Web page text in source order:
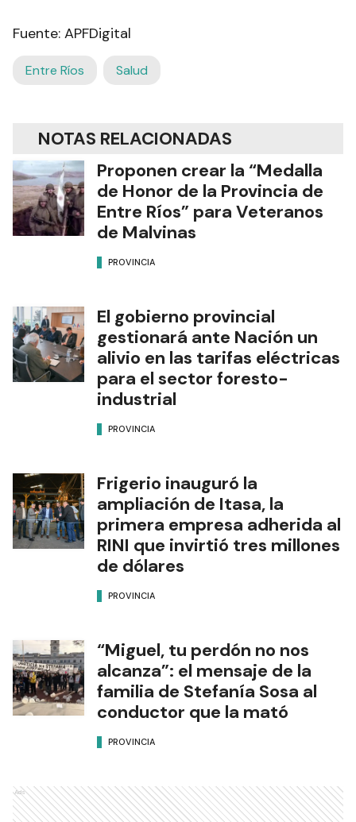
Fuente: APFDigital
Entre Ríos Salud
NOTAS RELACIONADAS
Proponen crear la “Medalla
de Honor de la Provincia de
Entre Ríos” para Veteranos
de Malvinas
PROVINCIA
El gobierno provincial
gestionará ante Nación un
alivio en las tarifas eléctricas
para el sector foresto-
industrial
PROVINCIA
Frigerio inauguró la
ampliación de Itasa, la
primera empresa adherida al
RINI que invirtió tres millones
de dólares
PROVINCIA
“Miguel, tu perdón no nos
alcanza”: el mensaje de la
familia de Stefanía Sosa al
conductor que la mató
PROVINCIA
Ads